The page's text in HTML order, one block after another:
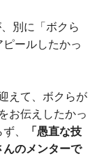
別に「ボクら
ールしたかっ
えて、ボクらが
お伝えしたかっ
、
「愚直な技
のメンターで